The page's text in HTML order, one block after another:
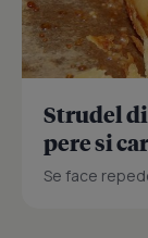
Strudel
pere si
Se face